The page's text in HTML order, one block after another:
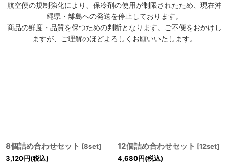
航空便の規制強化により、保冷剤の使用が制限されたため、現在沖
縄県・離島への発送を停止しております。
商品の鮮度・品質を保つための判断となります。ご不便をおかけし
ますが、ご理解のほどよろしくお願いいたします。
8個詰め合わせセット [8set]
3,120円(税込)
12個詰め合わせセット [12set]
4,680円(税込)